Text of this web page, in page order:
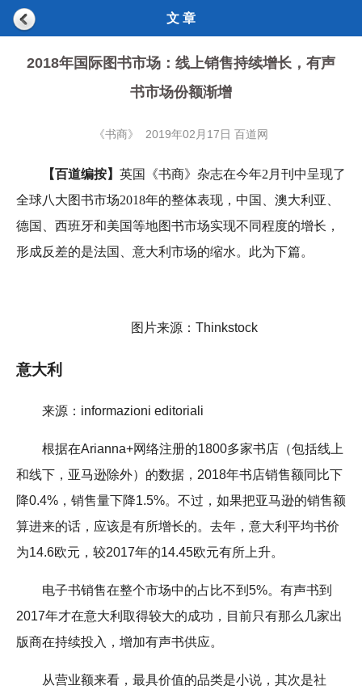
文 章
2018年国际图书市场：线上销售持续增长，有声
书市场份额渐增
《书商》 2019年02月17日 百道网
【百道编按】 英国《书商》杂志在今年2月刊中呈现了
全球八大图书市场2018年的整体表现，中国、澳大利亚、
德国、西班牙和美国等地图书市场实现不同程度的增长，
形成反差的是法国、意大利市场的缩水。此为下篇。
图片来源：Thinkstock
意大利
来源：informazioni editoriali
根据在Arianna+网络注册的1800多家书店（包括线上
和线下，亚马逊除外）的数据，2018年书店销售额同比下
降0.4%，销售量下降1.5%。不过，如果把亚马逊的销售额
算进来的话，应该是有所增长的。去年，意大利平均书价
为14.6欧元，较2017年的14.45欧元有所上升。
电子书销售在整个市场中的占比不到5%。有声书到
2017年才在意大利取得较大的成功，目前只有那么几家出
版商在持续投入，增加有声书供应。
从营业额来看，最具价值的品类是小说，其次是社